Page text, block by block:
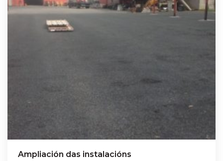
Ampliación das instalacións